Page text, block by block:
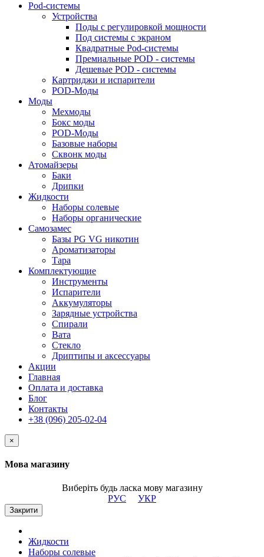
Pod-системы
Устройства
Поды с регулировкой мощности
Под системы с экраном
Квадратные Pod-системы
Премиальные POD - системы
Дешевые POD - системы
Картриджи и испарители
POD-Моды
Моды
Мехмоды
Бокс моды
POD-Моды
Базовые наборы
Сквонк моды
Атомайзеры
Баки
Дрипки
Жидкости
Наборы солевые
Наборы органические
Самозамес
Базы PG VG никотин
Ароматизаторы
Тара
Комплектующие
Инструменты
Испарители
Аккумуляторы
Зарядные устройства
Спирали
Вата
Стекло
Дриптипы и аксессуары
Акции
Главная
Оплата и доставка
Блог
Контакты
+38 (096) 205-02-04
×
Мова магазину
Виберіть будь ласка мову магазину
РУС
УКР
Закрити
Жидкости
Наборы солевые